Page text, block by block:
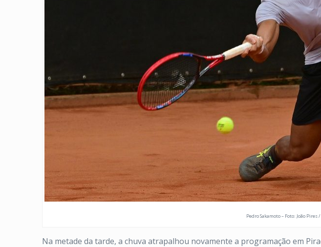
Pedro Sakamoto – Foto: João
Na metade da tarde, a chuva atrapalhou novamente a programação em